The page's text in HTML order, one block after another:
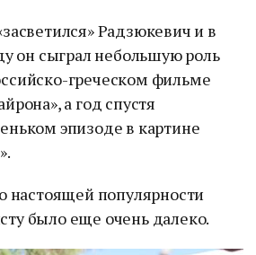
Радзюкевич и в
он сыграл небольшую роль
греческом фильме
а год спустя
эпизоде в картине
настоящей популярности
было еще очень далеко.